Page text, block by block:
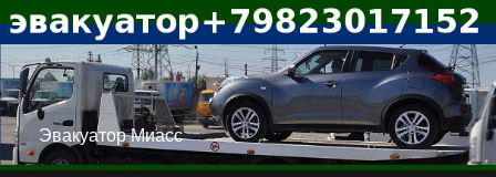
Эвакуатор Миасс